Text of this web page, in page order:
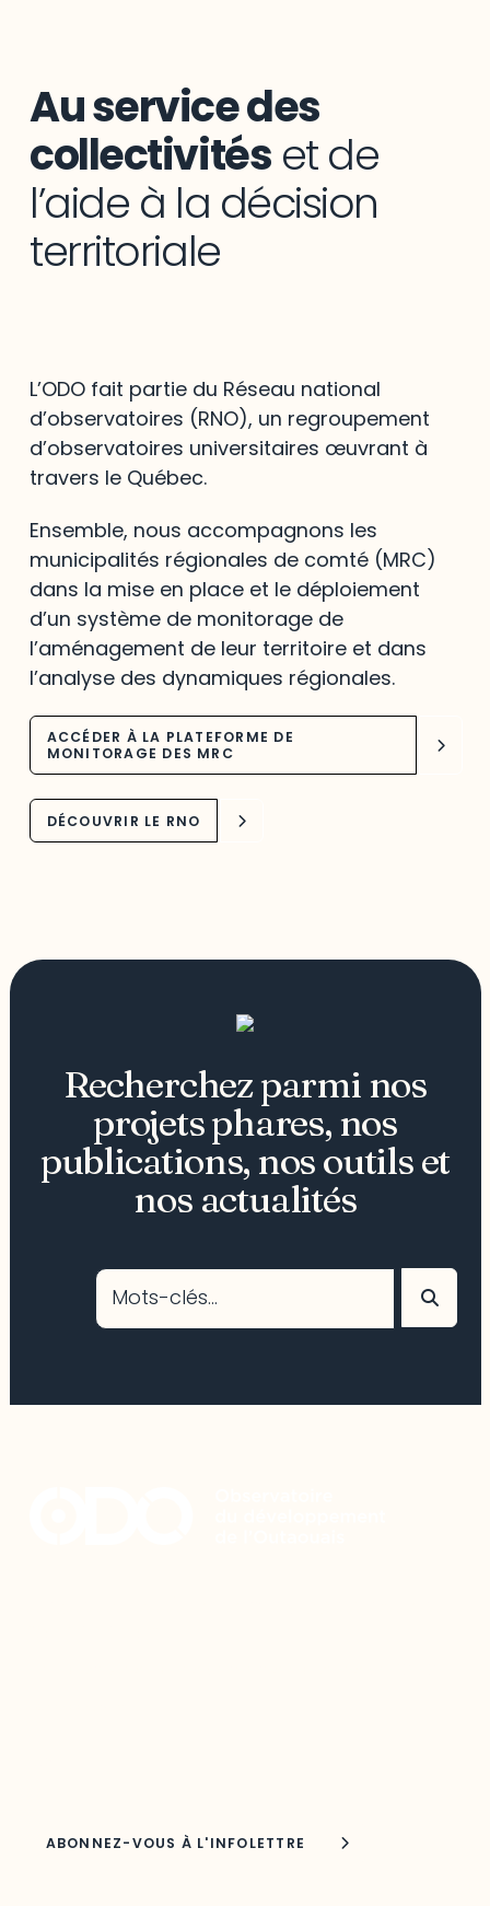
Au service des
collectivités et de
l’aide à la décision
territoriale
L’ODO fait partie du Réseau national
d’observatoires (RNO), un regroupement
d’observatoires universitaires œuvrant à
travers le Québec.
Ensemble, nous accompagnons les
municipalités régionales de comté (MRC)
dans la mise en place et le déploiement
d’un système de monitorage de
l’aménagement de leur territoire et dans
l’analyse des dynamiques régionales.
ACCÉDER À LA PLATEFORME DE
MONITORAGE DES MRC
DÉCOUVRIR LE RNO
Recherchez parmi nos
projets phares, nos
publications, nos outils et
nos actualités